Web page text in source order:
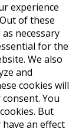
experience
of these
necessary
for the
We also
and
cookies will
You
But
an effect